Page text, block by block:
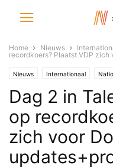
Home Nieuws
recordkoers? Plaatst VDP zich
Nieuws Internationaal
Dag 2 in
op
zich voor